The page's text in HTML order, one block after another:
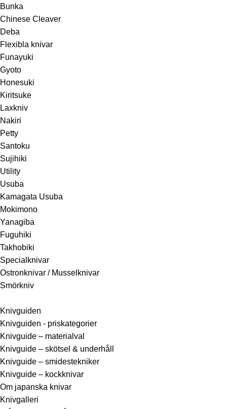
Bunka
Chinese Cleaver
Deba
Flexibla knivar
Funayuki
Gyoto
Honesuki
Kiritsuke
Laxkniv
Nakiri
Petty
Santoku
Sujihiki
Utility
Usuba
Kamagata Usuba
Mokimono
Yanagiba
Fuguhiki
Takhobiki
Specialknivar
Ostronknivar / Musselknivar
Smörkniv
Knivguiden
Knivguiden - priskategorier
Knivguide – materialval
Knivguide – skötsel & underhåll
Knivguide – smidestekniker
Knivguide – kockknivar
Om japanska knivar
Knivgalleri